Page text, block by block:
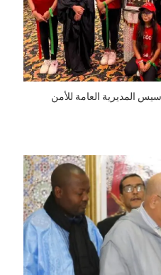
المديرية العامة للأمن